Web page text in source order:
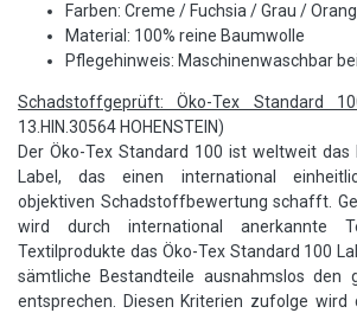
Farben: Creme / Fuchsia / Grau /
Material: 100% reine Baumwolle
Pflegehinweis: Maschinenwaschbar
Schadstoffgeprüft: Öko-Tex Standard
13.HIN.30564 HOHENSTEIN)
Der Öko-Tex Standard 100 ist weltweit
Label, das einen international
objektiven Schadstoffbewertung schafft.
wird durch international anerkannte
Textilprodukte das Öko-Tex Standard 100
sämtliche Bestandteile ausnahmslos den
entsprechen. Diesen Kriterien zufolge wird